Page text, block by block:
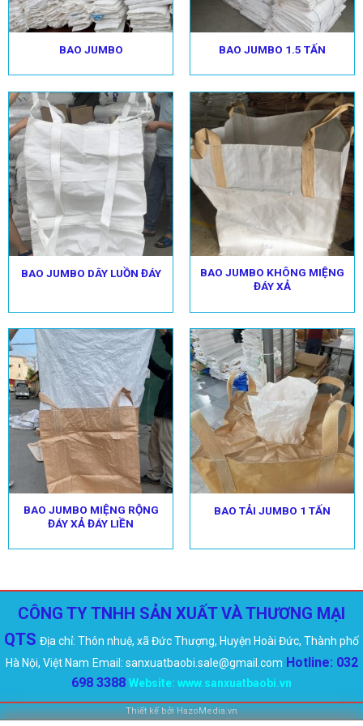
BAO JUMBO BAO JUMBO 1.5 TẤN
BAO JUMBO DÂY LUỒN ĐÁY
BAO JUMBO KHÔNG MIỆNG
ĐÁY XẢ
BAO JUMBO MIỆNG RỘNG
ĐÁY XẢ ĐÁY LIỀN
BAO TẢI JUMBO 1 TẤN
CÔNG TY TNHH SẢN XUẤT VÀ THƯƠNG MẠI
QTS Địa chỉ: Thôn nhuệ, xã Đức Thượng, Huyện Hoài Đức, Thành phố
Hà Nội, Việt Nam Email: sanxuatbaobi.sale@gmail.com Hotline: 032
698 3388 Website: www.sanxuatbaobi.vn
Thiết kế bởiHazoMedia.vn